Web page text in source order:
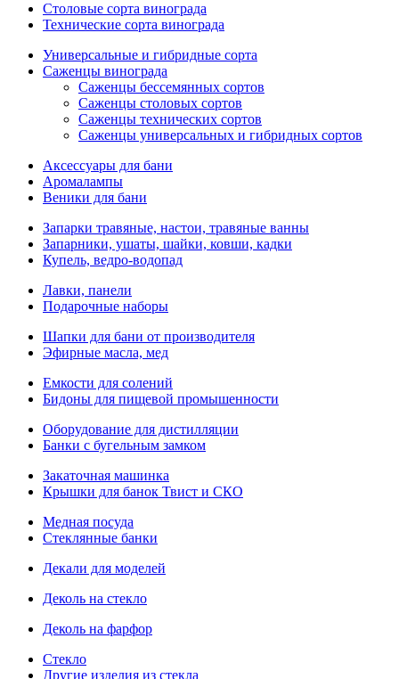
Столовые сорта винограда
Технические сорта винограда
Универсальные и гибридные сорта
Саженцы винограда
Саженцы бессемянных сортов
Саженцы столовых сортов
Саженцы технических сортов
Саженцы универсальных и гибридных сортов
Аксессуары для бани
Аромалампы
Веники для бани
Запарки травяные, настои, травяные ванны
Запарники, ушаты, шайки, ковши, кадки
Купель, ведро-водопад
Лавки, панели
Подарочные наборы
Шапки для бани от производителя
Эфирные масла, мед
Емкости для солений
Бидоны для пищевой промышенности
Оборудование для дистилляции
Банки с бугельным замком
Закаточная машинка
Крышки для банок Твист и СКО
Медная посуда
Стеклянные банки
Декали для моделей
Деколь на стекло
Деколь на фарфор
Стекло
Другие изделия из стекла